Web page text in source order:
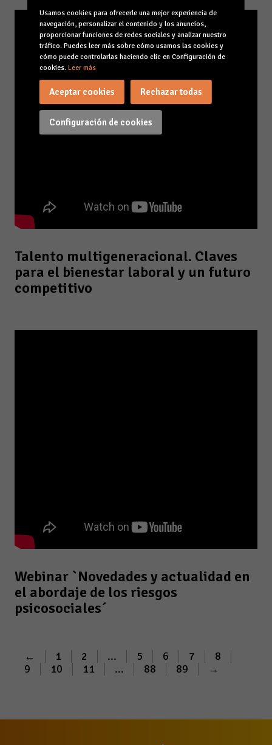
Talento multigeneracional. Claves
para el bienestar laboral y un futuro
competitivo
Webinar `Novedades y actualidad en
el abordaje de los riesgos
psicosociales´
← 1 2 ... 5 6 7
8
9
10 11 ... 88 89 →
Usamos cookies para ofrecerle una mejor experiencia de
navegación, personalizar el contenido y los anuncios,
proporcionar funciones de redes sociales y analizar nuestro
tráfico. Puedes leer más sobre cómo usamos las cookies y
cómo puede controlarlas haciendo clic en Configuración de
cookies. Leer más
Configuración de cookies
Aceptar cookies Rechazar todas